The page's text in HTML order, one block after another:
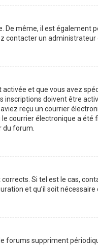
De même, il est
contacter un administrateur
et que vous avez
inscriptions doivent être
reçu un courrier
courrier électronique a été
du forum.
Si tel est le cas,
et qu’il soit nécessaire
forums suppriment